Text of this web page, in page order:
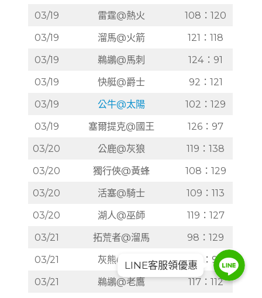
03/19
雷霆@熱火
108：120
03/19
溜馬@火箭
121：118
03/19
鵜鶘@馬刺
124：91
03/19
快艇@爵士
92：121
03/19
公牛@太陽
102：129
03/19
塞爾提克@國王
126：97
03/20
公鹿@灰狼
119：138
03/20
獨行俠@黃蜂
108：129
03/20
活塞@騎士
109：113
03/20
湖人@巫師
119：127
03/21
拓荒者@溜馬
98：129
03/21
灰熊@火箭
122：98
03/21
鵜鶘@老鷹 117：112
Line
Line
Line
LINE客服領優惠